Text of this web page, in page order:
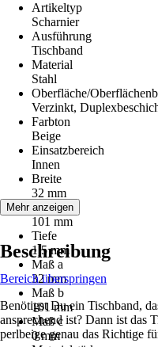
Artikeltyp
Scharnier
Ausführung
Tischband
Material
Stahl
Oberfläche/
Verzinkt,
Farbton
Beige
Einsatzbereich
Innen
Breite
32 mm
Länge
101 mm
Tiefe
1,5 mm
Maß a
32 mm
Maß b
101 mm
Maß c
0 mm
Mehr anzeigen
Beschreibung
Bereich überspringen
Benötigst Du ein Tischband,
ansprechend ist? Dann ist das
perlbeige genau das Richtige